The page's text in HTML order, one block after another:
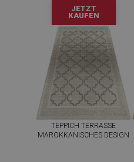
JETZT
KAUFEN
TEPPICH TERRASSE
MAROKKANISCHES DESIGN